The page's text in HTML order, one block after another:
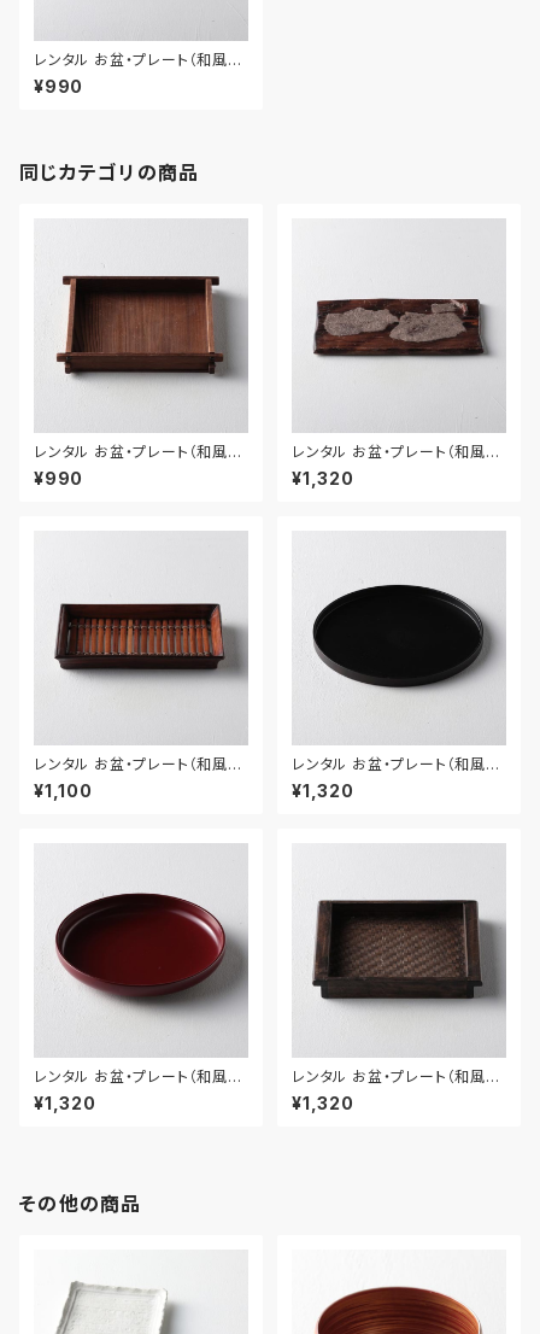
レンタル お盆・プレート（和風）
44cm｜BON002
¥990
同じカテゴリの商品
レンタル お盆・プレート（和風）
29cm｜BON018
¥990
レンタル お盆・プレート（和風）
40cm｜BON019
¥1,320
レンタル お盆・プレート（和風）
35cm｜BON020
¥1,100
レンタル お盆・プレート（和風）
30.5cm｜BON021
¥1,320
レンタル お盆・プレート（和風）
30cm｜BON022
¥1,320
レンタル お盆・プレート（和風）
30.5cm｜BON023
¥1,320
その他の商品